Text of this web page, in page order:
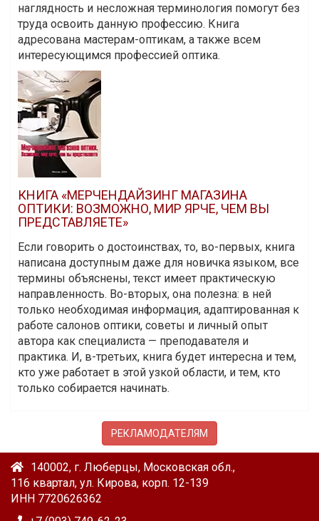
наглядность и несложная терминология помогут без
труда освоить данную профессию. Книга
адресована мастерам-оптикам, а также всем
интересующимся профессией оптика.
КНИГА «МЕРЧЕНДАЙЗИНГ МАГАЗИНА
ОПТИКИ: ВОЗМОЖНО, МИР ЯРЧЕ, ЧЕМ ВЫ
ПРЕДСТАВЛЯЕТЕ»
Если говорить о достоинствах, то, во-первых, книга
написана доступным даже для новичка языком, все
термины объяснены, текст имеет практическую
направленность. Во-вторых, она полезна: в ней
только необходимая информация, адаптированная к
работе салонов оптики, советы и личный опыт
автора как специалиста — преподавателя и
практика. И, в-третьих, книга будет интересна и тем,
кто уже работает в этой узкой области, и тем, кто
только собирается начинать.
РЕКЛАМОДАТЕЛЯМ
140002, г. Люберцы, Московская обл.,
116 квартал, ул. Кирова, корп. 12-139
ИНН 7720626362